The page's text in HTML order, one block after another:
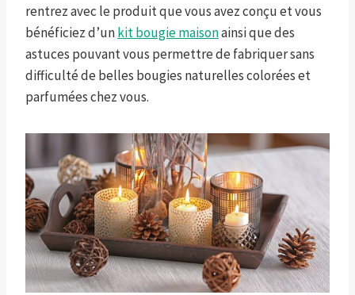
rentrez avec le produit que vous avez conçu et vous
bénéficiez d’unkit bougie maisonainsi que des
astuces pouvant vous permettre de fabriquer sans
difficulté de belles bougies naturelles colorées et
parfumées chez vous.